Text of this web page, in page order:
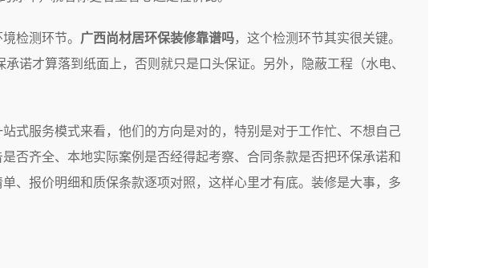
检测环节。 广西尚材居环保装修靠谱吗，这个检测环节其实很关键。
诺才算落到纸面上，否则就只是口头保证。另外，隐蔽工程（水电、
式服务模式来看，他们的方向是对的，特别是对于工作忙、不想自己
否齐全、本地实际案例是否经得起考察、合同条款是否把环保承诺和
、报价明细和质保条款逐项对照，这样心里才有底。装修是大事，多